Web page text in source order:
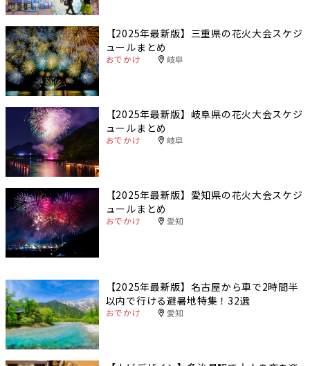
【2025年最新版】三重県の花火大会スケジ
ュールまとめ
おでかけ 岐阜
【2025年最新版】岐阜県の花火大会スケジ
ュールまとめ
おでかけ 岐阜
【2025年最新版】愛知県の花火大会スケジ
ュールまとめ
おでかけ 愛知
【2025年最新版】名古屋から車で2時間半
以内で行ける避暑地特集！32選
おでかけ 愛知